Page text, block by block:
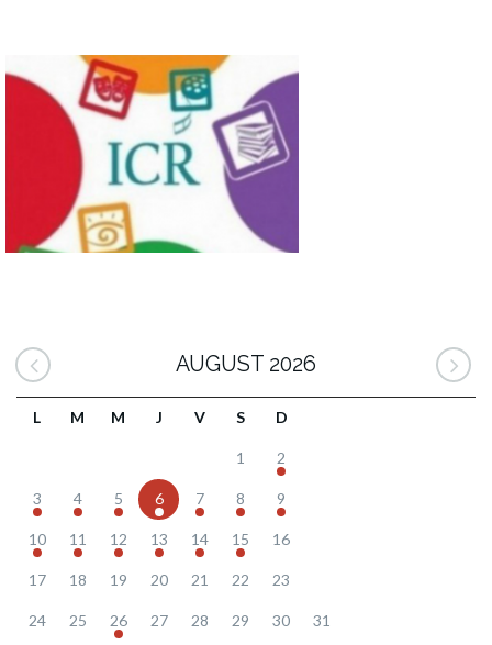
AUGUST 2026
L M M J V S D
1 2
3 4 5 6 7 8 9
10 11 12 13 14 15 16
17 18 19 20 21 22 23
24 25 26 27 28 29 30 31